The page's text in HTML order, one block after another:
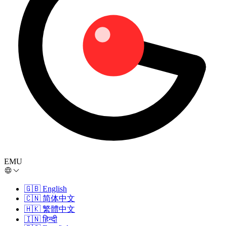
EMU
🇬🇧 English
🇨🇳 简体中文
🇭🇰 繁體中文
🇮🇳 हिन्दी